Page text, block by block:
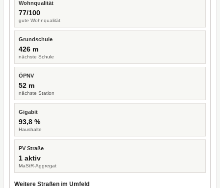
Wohnqualität
77/100
gute Wohnqualität
Grundschule
426 m
nächste Schule
ÖPNV
52 m
nächste Station
Gigabit
93,8 %
Haushalte
PV Straße
1 aktiv
MaStR-Aggregat
Weitere Straßen im Umfeld